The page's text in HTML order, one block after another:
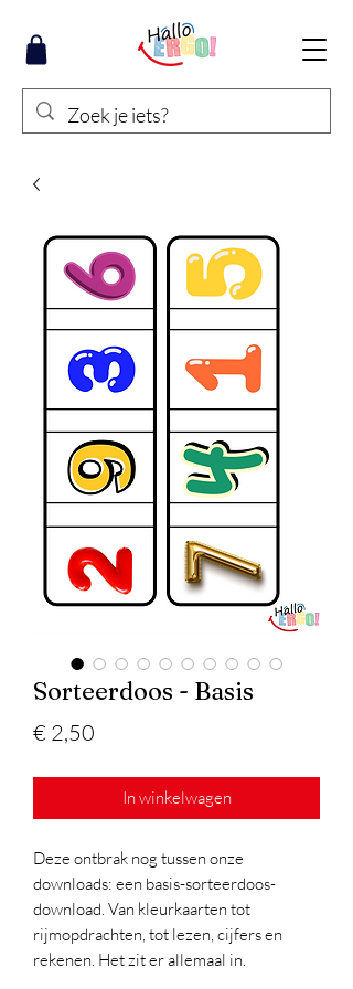
Sorteerdoos - Basis
€ 2,50
In winkelwagen
Deze ontbrak nog tussen onze
downloads: een basis-sorteerdoos-
download. Van kleurkaarten tot
rijmopdrachten, tot lezen, cijfers en
rekenen. Het zit er allemaal in.